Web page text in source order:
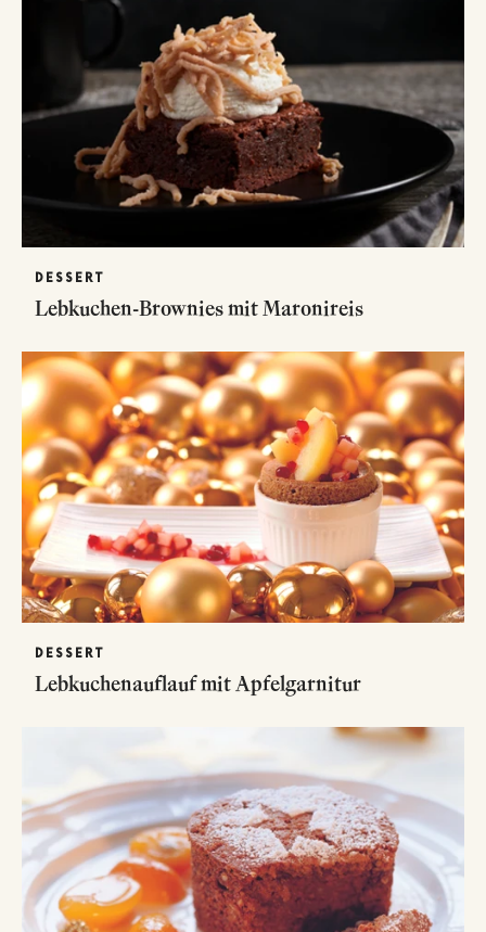
DESSERT
Lebkuchen-Brownies mit Maronireis
DESSERT
Lebkuchenauflauf mit Apfelgarnitur